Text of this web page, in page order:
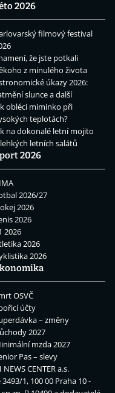
2026
filmový festival
že jste potkali
z minulého života
úkazy 2026:
slunce a další
obléci miminko při
teplotách?
na dokonalé letní mojito
letních salátů
2026
2026/27
2026
2026
2026
2026
2026
OSVČ
účty
– změny
2027
mzda 2027
Pas – slevy
NEWS CENTER a.s.
1, 100 00 Praha 10 -